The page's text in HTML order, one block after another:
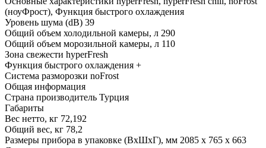
(ноуФрост), Функция быстрого охлаждения
Уровень шума (dB) 39
Общий объем холодильной камеры, л 290
Общий объем морозильной камеры, л 110
Зона свежести hyperFresh
Функция быстрого охлаждения +
Система разморозки noFrost
Общая информация
Страна производитель Турция
Габариты
Вес нетто, кг 72,192
Общий вес, кг 78,2
Размеры прибора в упаковке (ВхШхГ), мм 2085 x 765 x 663